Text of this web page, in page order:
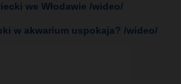
we Włodawie /wideo/
w akwarium uspokaja? /wideo/